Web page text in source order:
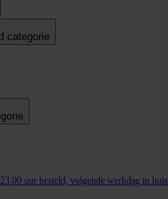
categorie
uur besteld, volgende werkdag in huis